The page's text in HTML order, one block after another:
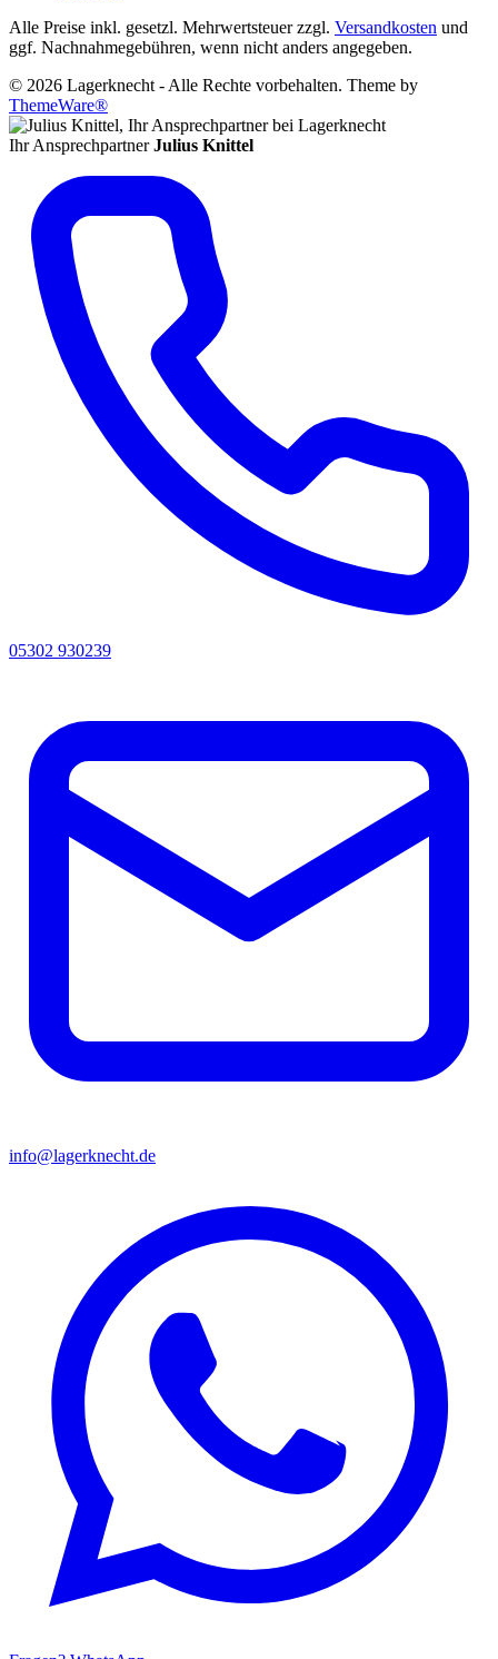
Alle Preise inkl. gesetzl. Mehrwertsteuer zzgl. Versandkosten und
ggf. Nachnahmegebühren, wenn nicht anders angegeben.
© 2026 Lagerknecht - Alle Rechte vorbehalten. Theme by
ThemeWare®
Ihr Ansprechpartner Julius Knittel
05302 930239
info@lagerknecht.de